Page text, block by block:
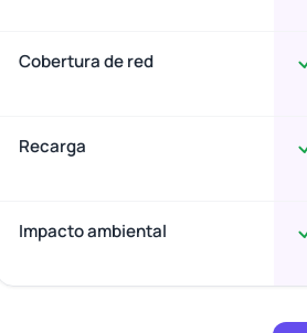
Cobertura de red
Recarga
Impacto ambiental